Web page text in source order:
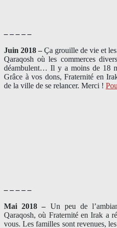
– – – – –
Juin 2018 – Ça grouille de vie et
Qaraqosh où les commerces
déambulent… Il y a moins de 18
Grâce à vos dons, Fraternité en
de la ville de se relancer. Merci !
– – – – –
Mai 2018 – Un peu de
Qaraqosh, où Fraternité en Irak a
vous. Les familles sont revenues,